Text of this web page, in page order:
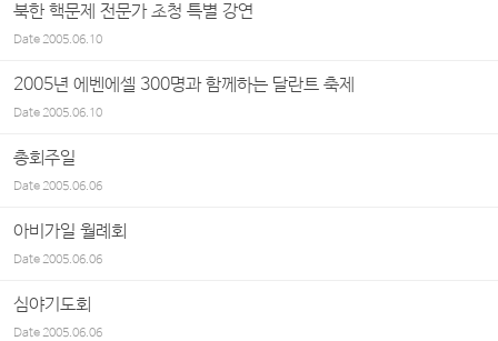
북한 핵문제 전문가 초청 특별 강연
Date2005.06.10
2005년 에벤에셀 300명과 함께하는 달란트 축제
Date2005.06.10
총회주일
Date2005.06.06
아비가일 월례회
Date2005.06.06
심야기도회
Date2005.06.06